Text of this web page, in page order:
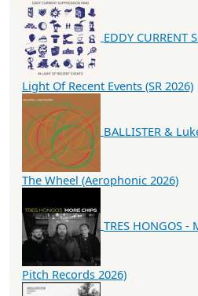
EDDY CURRENT
Light Of Recent Events (SR 2026)
BALLISTER &
The Wheel (Aerophonic 2026)
TRES HONGOS
Pitch Records 2026)